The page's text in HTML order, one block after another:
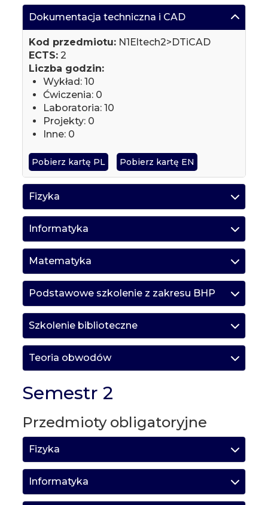
Dokumentacja techniczna i CAD
Kod przedmiotu: N1Eltech2>DTiCAD
ECTS: 2
Liczba godzin:
Wykład: 10
Ćwiczenia: 0
Laboratoria: 10
Projekty: 0
Inne: 0
Pobierz kartę PL Pobierz kartę EN
Fizyka
Informatyka
Matematyka
Podstawowe szkolenie z zakresu BHP
Szkolenie biblioteczne
Teoria obwodów
Semestr 2
Przedmioty obligatoryjne
Fizyka
Informatyka